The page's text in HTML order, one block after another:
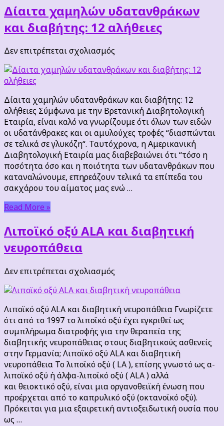
Δίαιτα χαμηλών υδατανθράκων
και διαβήτης: 12 αλήθειες
Δεν επιτρέπεται σχολιασμός
χαμηλών
διαβήτης:
12
αλήθειες
Δίαιτα χαμηλών υδατανθράκων και διαβήτης: 12
αλήθειες Σύμφωνα με την Βρετανική Διαβητολογική
Εταιρία, είναι καλό να γνωρίζουμε ότι όλων των ειδών
οι υδατάνθρακες και οι αμυλούχες τροφές “διασπώνται
σε τελικά σε γλυκόζη“. Ταυτόχρονα, η Αμερικανική
Διαβητολογική Εταιρία μας διαβεβαιώνει ότι “τόσο η
ποσότητα όσο και η ποιότητα των υδατανθράκων που
καταναλώνουμε, επηρεάζουν τελικά τα επίπεδα του
σακχάρου του αίματος μας ενώ …
Read More »
Λιποϊκό οξύ ALA και διαβητική
νευροπάθεια
Δεν επιτρέπεται σχολιασμός
οξύ
ALA
και
διαβητική
νευροπάθεια
Λιποϊκό οξύ ALA και διαβητική νευροπάθεια Γνωρίζετε
ότι από το 1997 το λιποϊκό οξύ έχει εγκριθεί ως
συμπλήρωμα διατροφής για την θεραπεία της
διαβητικής νευροπάθειας στους διαβητικούς ασθενείς
στην Γερμανία; Λιποϊκό οξύ ALA και διαβητική
νευροπάθεια Το λιποϊκό οξύ ( LA ), επίσης γνωστό ως α-
λιποϊκό οξύ ή άλφα-λιποϊκό οξύ ( ALA ) αλλά
και θειοκτικό οξύ, είναι μια οργανοθειϊκή ένωση που
προέρχεται από το καπρυλικό οξύ (οκτανοϊκό οξύ).
Πρόκειται για μια εξαιρετική αντιοξειδωτική ουσία που
ως …